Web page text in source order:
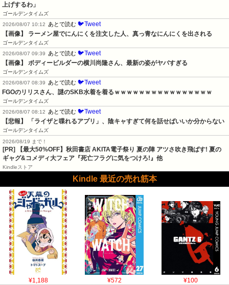
上げするわ」
ゴールデンタイムズ
2026/08/07 10:12
あとで読む 🐦Tweet
【画像】 ラーメン屋でにんにくを注文した人、真っ青なにんにくを出される
ゴールデンタイムズ
2026/08/07 09:39
あとで読む 🐦Tweet
【画像】 ボディービルダーの横川尚隆さん、最新の姿がヤバすぎる
ゴールデンタイムズ
2026/08/07 08:39
あとで読む 🐦Tweet
FGOのリリスさん、謎のSKB水着を着るｗｗｗｗｗｗｗｗｗｗｗｗｗｗｗｗ
ゴールデンタイムズ
2026/08/07 08:12
あとで読む 🐦Tweet
【悲報】 「ライザと喋れるアプリ」、陰キャすぎて何を話せばいいか分からない
ゴールデンタイムズ
2026/08/19 まで！
[PR] 【最大50%OFF】秋田書店 AKITA電子祭り 夏の陣 アツさ吹き飛ばす! 夏の
ギャグ&コメディ大フェア『死亡フラグに気をつけろ!』他
Kindleストア
Kindle 最近の売れ筋本
¥1,188 ¥572 ¥100